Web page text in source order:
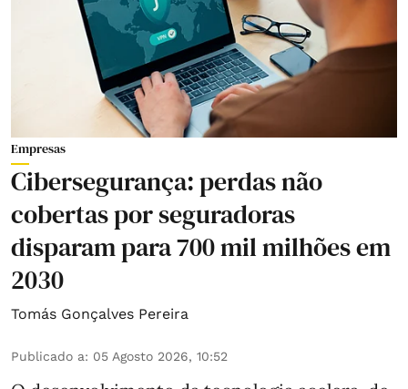
Empresas
Cibersegurança: perdas não
cobertas por seguradoras
disparam para 700 mil milhões em
2030
Tomás Gonçalves Pereira
Publicado a: 05 Agosto 2026, 10:52